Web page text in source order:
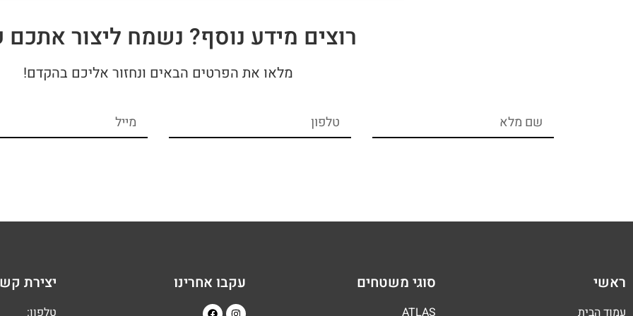
רוצים מידע נוסף? נשמח ליצור
מלאו את הפרטים הבאים ונחזור אליכם בהקדם!
ראשי
עמוד הבית
סוגי משטחים
ATLAS
עקבו אחרינו יצירת
טלפון: